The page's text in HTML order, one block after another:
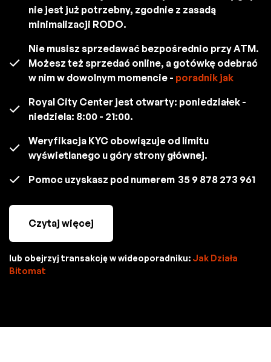
nie jest już potrzebny, zgodnie z zasadą
minimalizacji RODO.
Nie musisz sprzedawać bezpośrednio przy ATM.
Możesz też sprzedać online, a gotówkę odebrać
w nim w dowolnym momencie - poradnik jak
Royal City Center jest otwarty: poniedziałek -
niedziela: 8:00 - 21:00.
Weryfikacja KYC obowiązuje od limitu
wyświetlanego u góry strony głównej.
Pomoc uzyskasz pod numerem 35 9 878 273 961
Czytaj więcej
lub obejrzyj transakcję w wideoporadniku: Jak Działa
Bitomat